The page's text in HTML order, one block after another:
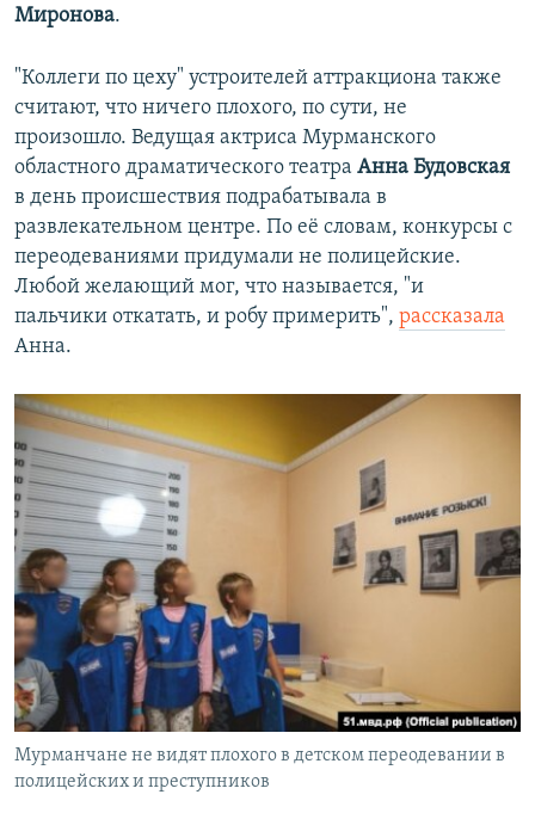
Миронова.
"Коллеги по цеху" устроителей аттракциона также
считают, что ничего плохого, по сути, не
произошло. Ведущая актриса Мурманского
областного драматического театра Анна Будовская
в день происшествия подрабатывала в
развлекательном центре. По её словам, конкурсы с
переодеваниями придумали не полицейские.
Любой желающий мог, что называется, "и
пальчики откатать, и робу примерить", рассказала
Анна.
Мурманчане не видят плохого в детском переодевании в
полицейских и преступников